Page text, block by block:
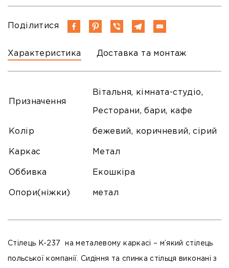
Характеристика Доставка та монтаж
Поділитися
Призначення
Вітальня, кімната-студіо,
Ресторани, бари, кафе
Колір бежевий, коричневий, сірий
Каркас Метал
Оббивка Екошкіра
Опори(ніжки) метал
Стілець K-237 на металевому каркасі – м’який стілець
польської компанії. Сидіння та спинка стільця виконані з